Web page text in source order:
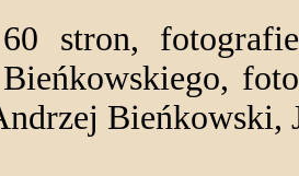
stron,
Bieńkowski,